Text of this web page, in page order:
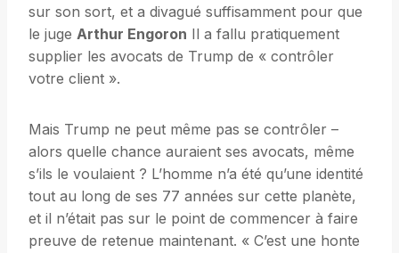
sur son sort, et a divagué suffisamment pour que
le juge Arthur Engoron Il a fallu pratiquement
supplier les avocats de Trump de « contrôler
votre client ».
Mais Trump ne peut même pas se contrôler –
alors quelle chance auraient ses avocats, même
s’ils le voulaient ? L’homme n’a été qu’une identité
tout au long de ses 77 années sur cette planète,
et il n’était pas sur le point de commencer à faire
preuve de retenue maintenant. « C’est une honte